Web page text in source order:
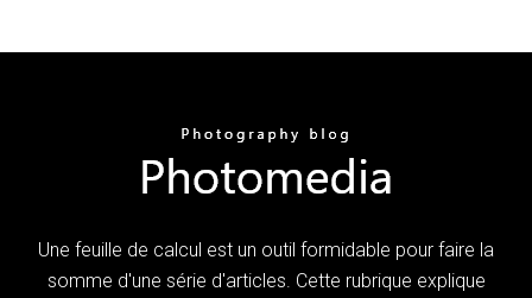
Une feuille de calcul est un outil formidable pour faire la
somme d'une série d'articles. Cette rubrique explique